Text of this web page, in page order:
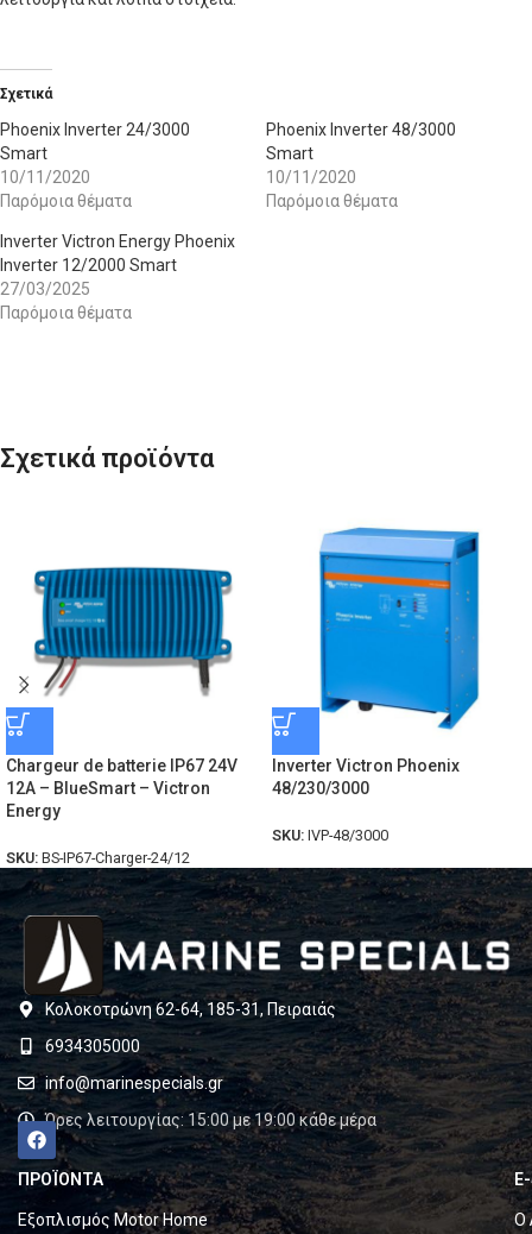
Σχετικά
Phoenix Inverter 24/3000
Smart
10/11/2020
Παρόμοια θέματα
Phoenix Inverter 48/3000
Smart
10/11/2020
Παρόμοια θέματα
Inverter Victron Energy Phoenix
Inverter 12/2000 Smart
27/03/2025
Παρόμοια θέματα
Σχετικά προϊόντα
Chargeur de batterie IP67 24V
12A – BlueSmart – Victron
Energy
SKU: BS-IP67-Charger-24/12
Inverter Victron Phoenix
48/230/3000
SKU: IVP-48/3000
Κολοκοτρώνη 62-64, 185-31, Πειραιάς
6934305000
info@marinespecials.gr
Ώρες λειτουργίας: 15:00 με 19:00 κάθε μέρα
ΠΡΟΪΟΝΤΑ
Εξοπλισμός Motor Home Ο